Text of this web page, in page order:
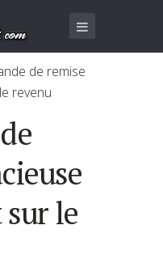
de remise
revenu
le